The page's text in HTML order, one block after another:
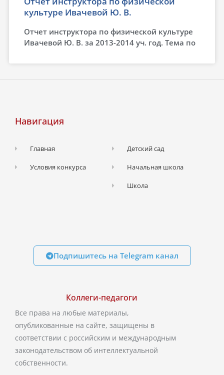
культуре Ивачевой Ю. В.
Отчет инструктора по физической культуре
Ивачевой Ю. В. за 2013-2014 уч. год. Тема по
Навигация
Главная
Условия конкурса
Детский сад
Начальная школа
Школа
Подпишитесь на Telegram канал
Коллеги-педагоги
Все права на любые материалы,
опубликованные на сайте, защищены в
соответствии с российским и международным
законодательством об интеллектуальной
собственности.